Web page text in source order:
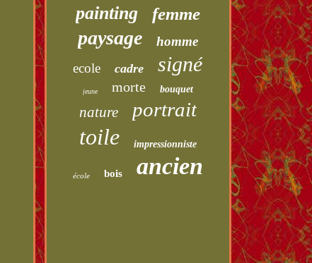
painting femme
paysage
homme
ecole
cadre signé
jeune morte bouquet
nature portrait
toile impressionniste
école bois ancien